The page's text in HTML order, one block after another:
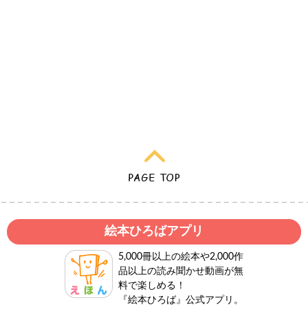
絵本ひろばアプリ
5,000冊以上の絵本や2,000作
品以上の読み聞かせ動画が無
料で楽しめる！
『絵本ひろば』公式アプリ。